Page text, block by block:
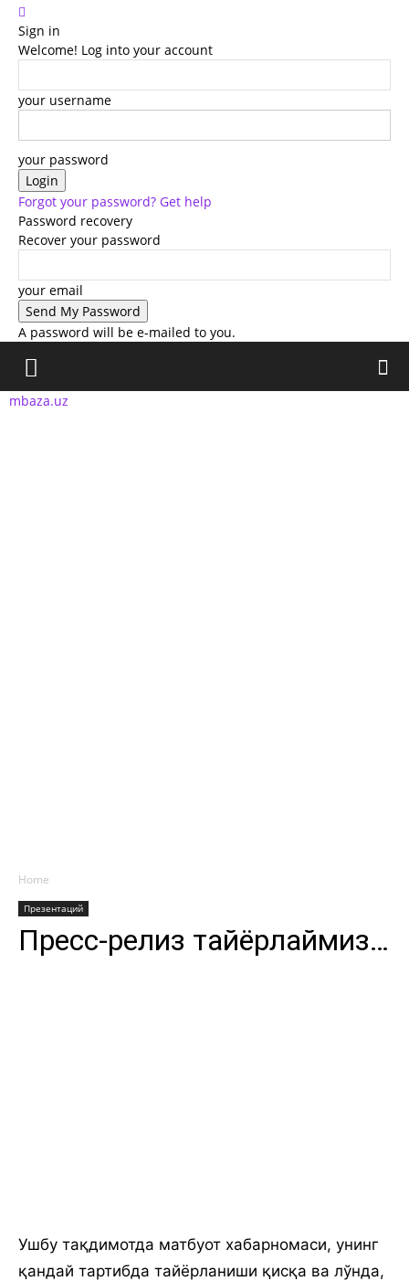
Sign in
Welcome! Log into your account
your username
your password
Forgot your password? Get help
Password recovery
Recover your password
your email
A password will be e-mailed to you.
mbaza.uz
Home
Презентаций
Пресс-релиз тайёрлаймиз…
Ушбу тақдимотда матбуот хабарномаси, унинг
қандай тартибда тайёрланиши қисқа ва лўнда,